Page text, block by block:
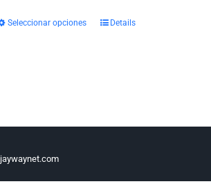
Seleccionar opciones Details
jaywaynet.com